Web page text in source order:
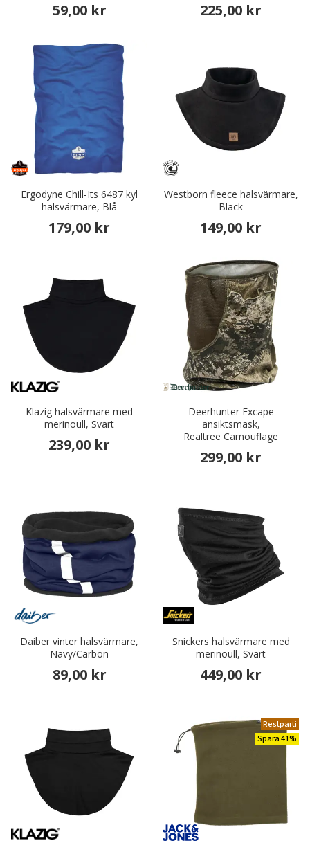
59,00 kr 225,00 kr
Ergodyne Chill-Its 6487 kyl
halsvärmare, Blå
179,00 kr
Westborn fleece halsvärmare,
Black
149,00 kr
Klazig halsvärmare med
merinoull, Svart
239,00 kr
Deerhunter Excape
ansiktsmask,
Realtree Camouflage
299,00 kr
Daiber vinter halsvärmare,
Navy/Carbon
89,00 kr
Snickers halsvärmare med
merinoull, Svart
449,00 kr
Restparti
Spara 41%